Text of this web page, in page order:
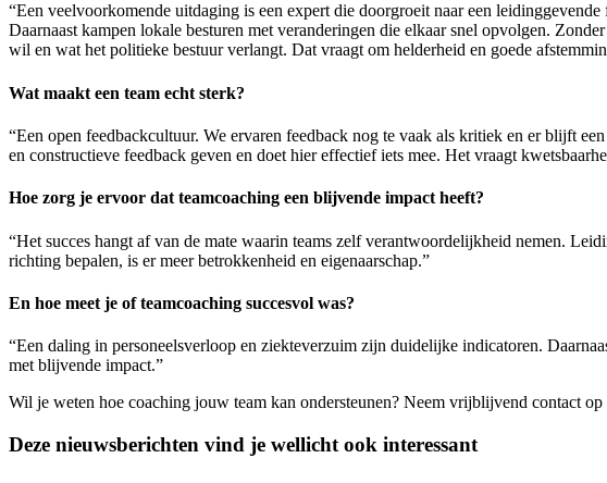
“Een veelvoorkomende uitdaging is een expert die doorgroeit naar een
Daarnaast kampen lokale besturen met veranderingen die elkaar snel opvolgen.
wil en wat het politieke bestuur verlangt. Dat vraagt om helderheid en goede
Wat maakt een team echt sterk?
“Een open feedbackcultuur. We ervaren feedback nog te vaak als kritiek en er blijft
en constructieve feedback geven en doet hier effectief iets mee. Het vraagt
Hoe zorg je ervoor dat teamcoaching een blijvende impact heeft?
“Het succes hangt af van de mate waarin teams zelf verantwoordelijkheid nemen.
richting bepalen, is er meer betrokkenheid en eigenaarschap.”
En hoe meet je of teamcoaching succesvol was?
“Een daling in personeelsverloop en ziekteverzuim zijn duidelijke indicatoren.
met blijvende impact.”
Wil je weten hoe coaching jouw team kan ondersteunen? Neem vrijblijvend contact op
Deze nieuwsberichten vind je wellicht ook interessant